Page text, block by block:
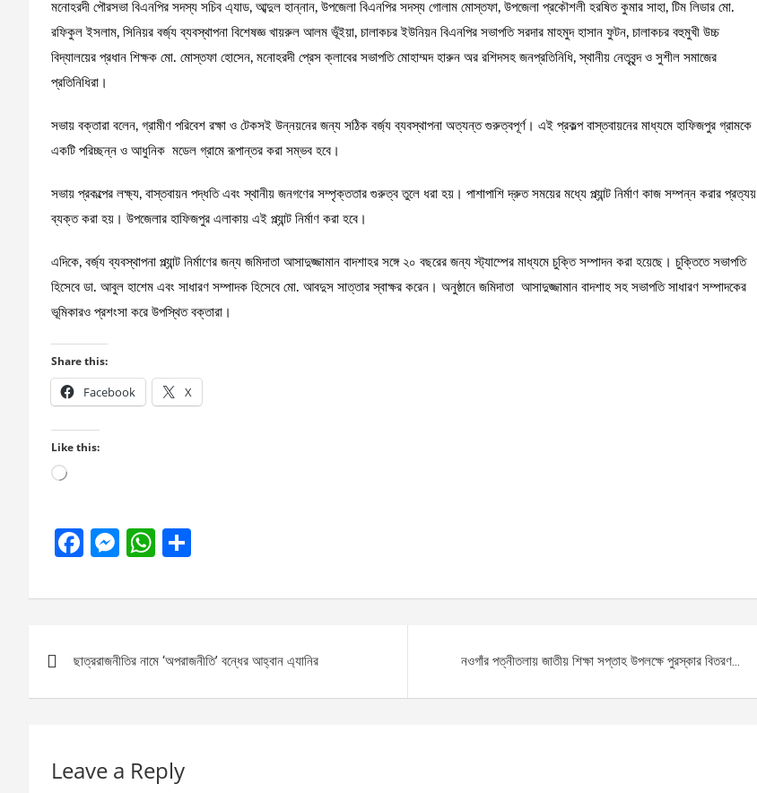
মনোহরদী পৌরসভা বিএনপির সদস্য সচিব এ্যাড, আব্দুল হান্নান, উপজেলা বিএনপির সদস্য গোলাম মোস্তফা, উপজেলা প্রকৌশলী হরষিত কুমার সাহা, টিম লিডার মো.
রফিকুল ইসলাম, সিনিয়র বর্জ্য ব্যবস্থাপনা বিশেষজ্ঞ খায়রুল আলম ভূঁইয়া, চালাকচর ইউনিয়ন বিএনপির সভাপতি সরদার মাহমুদ হাসান ফুটন, চালাকচর বহুমুখী উচ্চ
বিদ্যালয়ের প্রধান শিক্ষক মো. মোস্তফা হোসেন, মনোহরদী প্রেস ক্লাবের সভাপতি মোহাম্মদ হারুন অর রশিদসহ জনপ্রতিনিধি, স্থানীয় নেতৃবৃন্দ ও সুশীল সমাজের
প্রতিনিধিরা।
সভায় বক্তারা বলেন, গ্রামীণ পরিবেশ রক্ষা ও টেকসই উন্নয়নের জন্য সঠিক বর্জ্য ব্যবস্থাপনা অত্যন্ত গুরুত্বপূর্ণ। এই প্রকল্প বাস্তবায়নের মাধ্যমে হাফিজপুর গ্রামকে
একটি পরিচ্ছন্ন ও আধুনিক মডেল গ্রামে রূপান্তর করা সম্ভব হবে।
সভায় প্রকল্পের লক্ষ্য, বাস্তবায়ন পদ্ধতি এবং স্থানীয় জনগণের সম্পৃক্ততার গুরুত্ব তুলে ধরা হয়। পাশাপাশি দ্রুত সময়ের মধ্যে প্ল্যান্ট নির্মাণ কাজ সম্পন্ন করার প্রত্যয়
ব্যক্ত করা হয়। উপজেলার হাফিজপুর এলাকায় এই প্ল্যান্ট নির্মাণ করা হবে।
এদিকে, বর্জ্য ব্যবস্থাপনা প্ল্যান্ট নির্মাণের জন্য জমিদাতা আসাদুজ্জামান বাদশাহর সঙ্গে ২০ বছরের জন্য স্ট্যাম্পের মাধ্যমে চুক্তি সম্পাদন করা হয়েছে। চুক্তিতে সভাপতি
হিসেবে ডা. আবুল হাশেম এবং সাধারণ সম্পাদক হিসেবে মো. আবদুস সাত্তার স্বাক্ষর করেন। অনুষ্ঠানে জমিদাতা আসাদুজ্জামান বাদশাহ সহ সভাপতি সাধারণ সম্পাদকের
ভূমিকারও প্রশংসা করে উপস্থিত বক্তারা।
Share this:
Facebook X
Like this:
Loading…
F
ce
o
M
se
g
W
at
A
ar
navigation
ছাত্ররাজনীতির নামে ‘অপরাজনীতি’ বন্ধের আহ্বান এ্যানির নওগাঁর পত্নীতলায় জাতীয় শিক্ষা সপ্তাহ উপলক্ষে পুরস্কার বিতরণ…
Leave a Reply